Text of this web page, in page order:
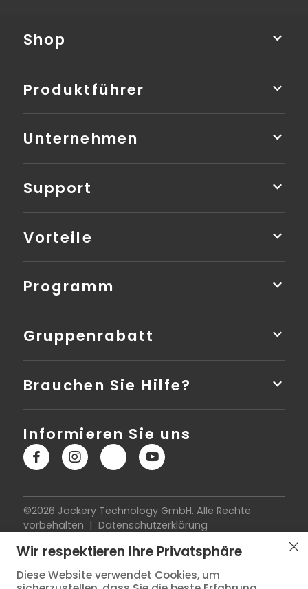
Wir respektieren Ihre Privatsphäre
Diese Website verwendet Cookies, um
Shop
Produktführer
Unternehmen
Support
Vorteile
Programm
Gruppenrabatt
Brauchen Sie Hilfe?
Informieren Sie uns
©2026 Jackery Technology GmbH. Alle Rechte
vorbehalten | Datenschutzerklärung
Richtlinie|Widerrufsbelehrung|Vertrag widerrufen
Versandkostenübersicht